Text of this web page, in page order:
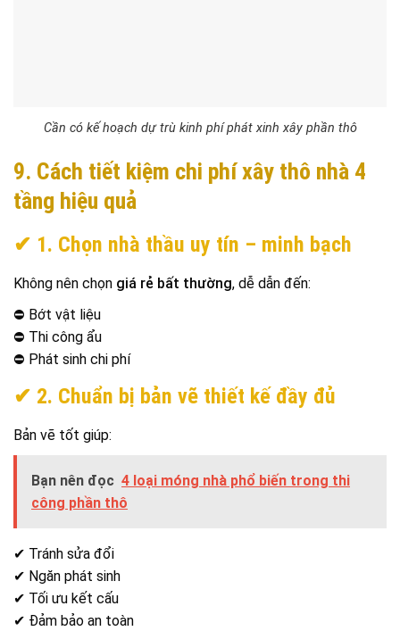
Cần có kế hoạch dự trù kinh phí phát xinh xây phần thô
9. Cách tiết kiệm chi phí xây thô nhà 4
tầng hiệu quả
✔ 1. Chọn nhà thầu uy tín – minh bạch
Không nên chọn giá rẻ bất thường, dễ dẫn đến:
⛔ Bớt vật liệu
⛔ Thi công ẩu
⛔ Phát sinh chi phí
✔ 2. Chuẩn bị bản vẽ thiết kế đầy đủ
Bản vẽ tốt giúp:
Bạn nên đọc 4 loại móng nhà phổ biến trong thi
công phần thô
✔ Tránh sửa đổi
✔ Ngăn phát sinh
✔ Tối ưu kết cấu
✔ Đảm bảo an toàn